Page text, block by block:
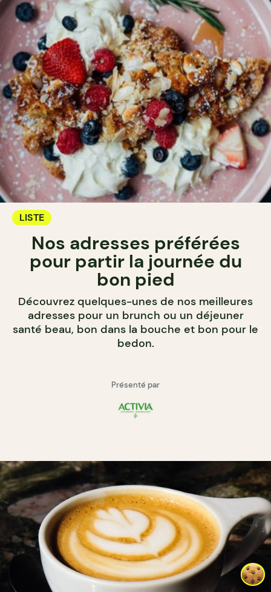
LISTE
Nos adresses préférées
pour partir la journée du
bon pied
Découvrez quelques-unes de nos meilleures
adresses pour un brunch ou un déjeuner
santé beau, bon dans la bouche et bon pour le
bedon.
Présenté par